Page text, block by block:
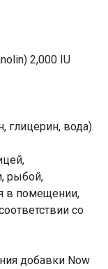
2,000 IU
глицерин, вода).
рыбой,
в помещении,
со
добавки Now